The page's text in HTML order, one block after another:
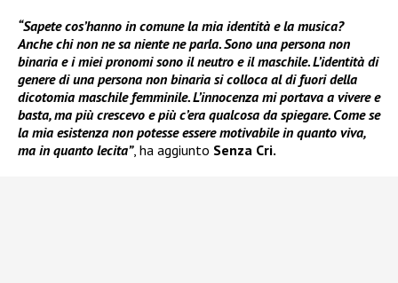
“Sapete cos’hanno in comune la mia identità e la musica?
Anche chi non ne sa niente ne parla. Sono una persona non
binaria e i miei pronomi sono il neutro e il maschile. L’identità di
genere di una persona non binaria si colloca al di fuori della
dicotomia maschile femminile. L’innocenza mi portava a vivere e
basta, ma più crescevo e più c’era qualcosa da spiegare. Come se
la mia esistenza non potesse essere motivabile in quanto viva,
ma in quanto lecita”, ha aggiunto Senza Cri.